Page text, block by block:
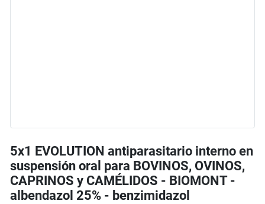
5x1 EVOLUTION antiparasitario interno en
suspensión oral para BOVINOS, OVINOS,
CAPRINOS y CAMÉLIDOS - BIOMONT -
albendazol 25% - benzimidazol